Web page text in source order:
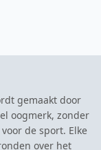
gemaakt door
oogmerk, zonder
de sport. Elke
over het